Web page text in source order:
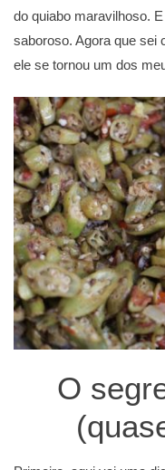
do quiabo maravilhoso.
saboroso. Agora que sei
ele se tornou um dos
O